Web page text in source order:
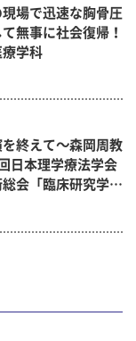
場で迅速な胸骨圧
無事に社会復帰！
学科
終えて～森岡周教
日本理学療法学会
会「臨床研究学術